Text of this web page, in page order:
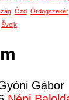
Ózd Ördögszekér
Švejk
Gábor